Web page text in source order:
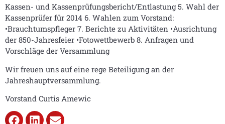
Kassen- und Kassenprüfungsbericht/Entlastung 5. Wahl der
Kassenprüfer für 2014 6. Wahlen zum Vorstand:
•Brauchtumspfleger 7. Berichte zu Aktivitäten •Ausrichtung
der 850-Jahresfeier •Fotowettbewerb 8. Anfragen und
Vorschläge der Versammlung
Wir freuen uns auf eine rege Beteiligung an der
Jahreshauptversammlung.
Vorstand Curtis Amewic